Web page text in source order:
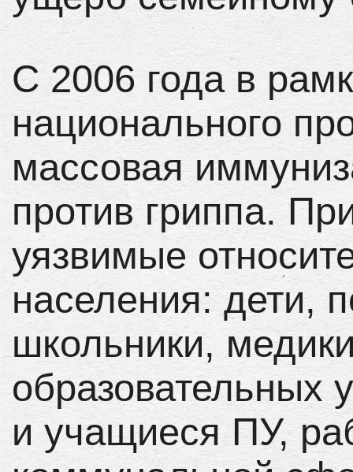
С 2006 года в
национального
массовая
против гриппа.
уязвимые
населения:
школьники,
образовательных
и учащиеся ПУ,